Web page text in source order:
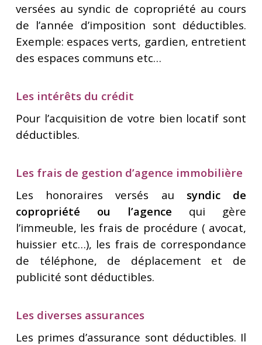
versées au syndic de copropriété au cours
de l’année d’imposition sont déductibles.
Exemple: espaces verts, gardien, entretient
des espaces communs etc…
Les intérêts du crédit
Pour l’acquisition de votre bien locatif sont
déductibles.
Les frais de gestion d’agence immobilière
Les honoraires versés au syndic de
copropriété ou l’agence qui gère
l’immeuble, les frais de procédure ( avocat,
huissier etc…), les frais de correspondance
de téléphone, de déplacement et de
publicité sont déductibles.
Les diverses assurances
Les primes d’assurance sont déductibles. Il